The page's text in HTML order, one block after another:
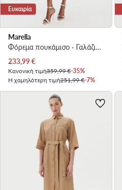
Ευκαιρία
Marella
Φόρεμα πουκάμισο · Γαλάζιο · Midi
Τρέχουσα τιμή
233,99€
Κανονική τιμή359,99 €-35%
Η χαμηλότερη τιμή251,99 €-7%